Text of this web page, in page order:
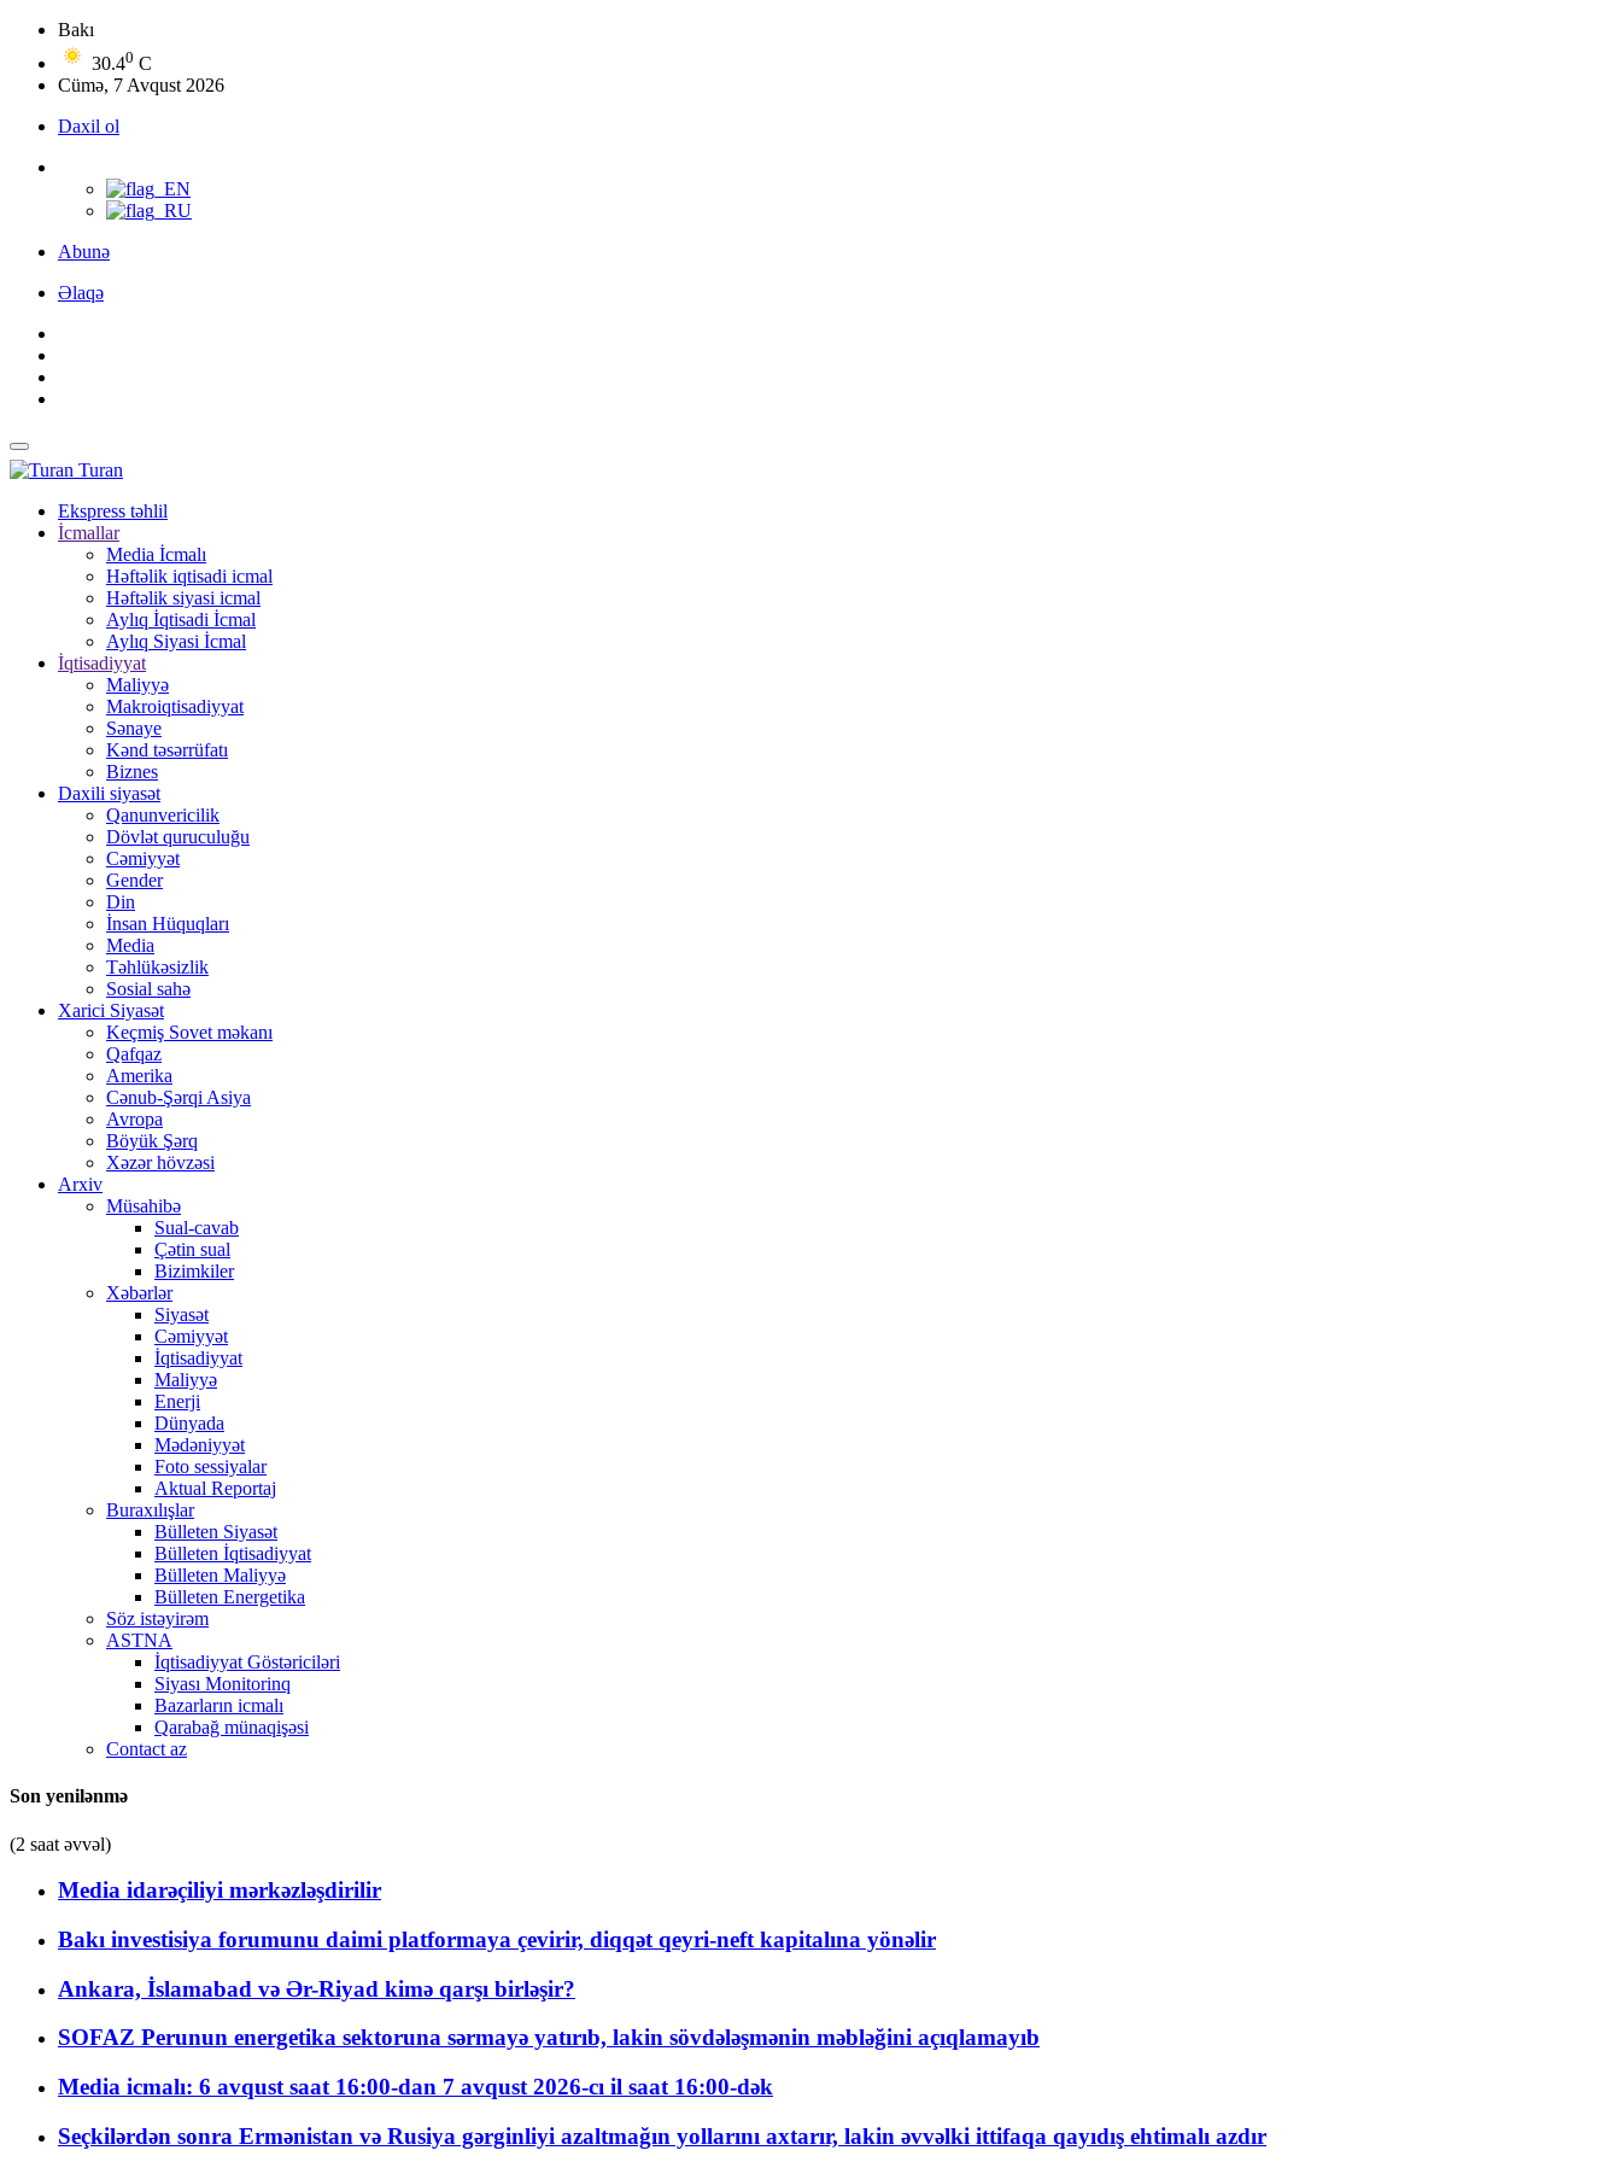
Bakı
30.40 C
Cümə, 7 Avqust 2026
Daxil ol
Abunə
Əlaqə
Turan
Ekspress təhlil
İcmallar
Media İcmalı
Həftəlik iqtisadi icmal
Həftəlik siyasi icmal
Aylıq İqtisadi İcmal
Aylıq Siyasi İcmal
İqtisadiyyat
Maliyyə
Makroiqtisadiyyat
Sənaye
Kənd təsərrüfatı
Biznes
Daxili siyasət
Qanunvericilik
Dövlət quruculuğu
Cəmiyyət
Gender
Din
İnsan Hüquqları
Media
Təhlükəsizlik
Sosial sahə
Xarici Siyasət
Keçmiş Sovet məkanı
Qafqaz
Amerika
Cənub-Şərqi Asiya
Avropa
Böyük Şərq
Xəzər hövzəsi
Arxiv
Müsahibə
Sual-cavab
Çətin sual
Bizimkiler
Xəbərlər
Siyasət
Cəmiyyət
İqtisadiyyat
Maliyyə
Enerji
Dünyada
Mədəniyyət
Foto sessiyalar
Aktual Reportaj
Buraxılışlar
Bülleten Siyasət
Bülleten İqtisadiyyat
Bülleten Maliyyə
Bülleten Energetika
Söz istəyirəm
ASTNA
İqtisadiyyat Göstəriciləri
Siyası Monitorinq
Bazarların icmalı
Qarabağ münaqişəsi
Contact az
Son yenilənmə
(2 saat əvvəl)
Media idarəçiliyi mərkəzləşdirilir
Bakı investisiya forumunu daimi platformaya çevirir, diqqət qeyri-neft kapitalına yönəlir
Ankara, İslamabad və Ər-Riyad kimə qarşı birləşir?
SOFAZ Perunun energetika sektoruna sərmayə yatırıb, lakin sövdələşmənin məbləğini açıqlamayıb
Media icmalı: 6 avqust saat 16:00-dan 7 avqust 2026-cı il saat 16:00-dək
Seçkilərdən sonra Ermənistan və Rusiya gərginliyi azaltmağın yollarını axtarır, lakin əvvəlki ittifaqa qayıdış ehtimalı azdır